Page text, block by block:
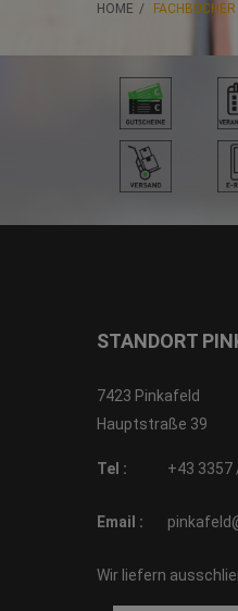
HOME FACHBÜCHER
STANDORT
7423 Pinkafeld
Hauptstraße 39
Tel : +43 3357
Email :
Wir liefern